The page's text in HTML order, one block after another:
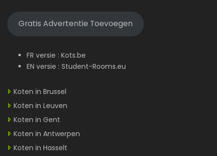
Gratis Advertentie Toevoegen
FR versie : Kots.be
EN versie : Student-Rooms.eu
Koten in Brussel
Koten in Leuven
Koten in Gent
Koten in Antwerpen
Koten in Hasselt